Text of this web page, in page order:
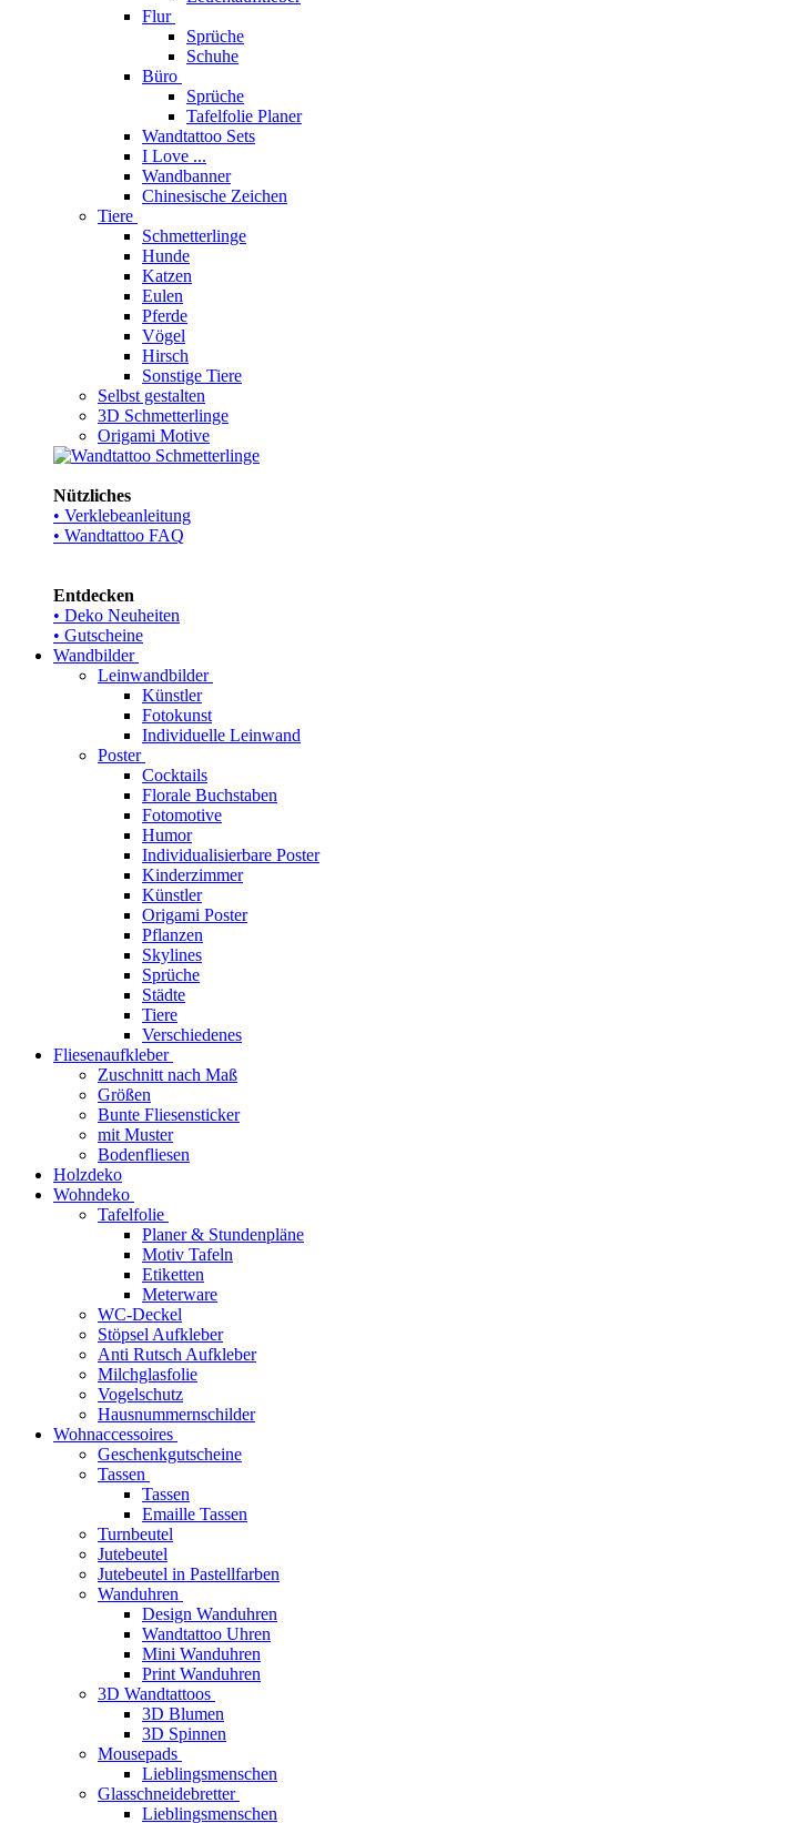
Flur
Sprüche
Schuhe
Büro
Sprüche
Tafelfolie Planer
Wandtattoo Sets
I Love ...
Wandbanner
Chinesische Zeichen
Tiere
Schmetterlinge
Hunde
Katzen
Eulen
Pferde
Vögel
Hirsch
Sonstige Tiere
Selbst gestalten
3D Schmetterlinge
Origami Motive
Nützliches
• Verklebeanleitung
• Wandtattoo FAQ
Entdecken
• Deko Neuheiten
• Gutscheine
Wandbilder
Leinwandbilder
Künstler
Fotokunst
Individuelle Leinwand
Poster
Cocktails
Florale Buchstaben
Fotomotive
Humor
Individualisierbare Poster
Kinderzimmer
Künstler
Origami Poster
Pflanzen
Skylines
Sprüche
Städte
Tiere
Verschiedenes
Fliesenaufkleber
Zuschnitt nach Maß
Größen
Bunte Fliesensticker
mit Muster
Bodenfliesen
Holzdeko
Wohndeko
Tafelfolie
Planer & Stundenpläne
Motiv Tafeln
Etiketten
Meterware
WC-Deckel
Stöpsel Aufkleber
Anti Rutsch Aufkleber
Milchglasfolie
Vogelschutz
Hausnummernschilder
Wohnaccessoires
Geschenkgutscheine
Tassen
Tassen
Emaille Tassen
Turnbeutel
Jutebeutel
Jutebeutel in Pastellfarben
Wanduhren
Design Wanduhren
Wandtattoo Uhren
Mini Wanduhren
Print Wanduhren
3D Wandtattoos
3D Blumen
3D Spinnen
Mousepads
Lieblingsmenschen
Glasschneidebretter
Lieblingsmenschen